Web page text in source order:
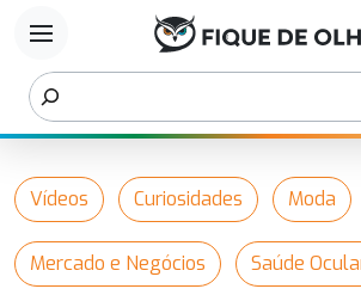
menu
Vídeos Curiosidades Moda
Mercado e Negócios Saúde